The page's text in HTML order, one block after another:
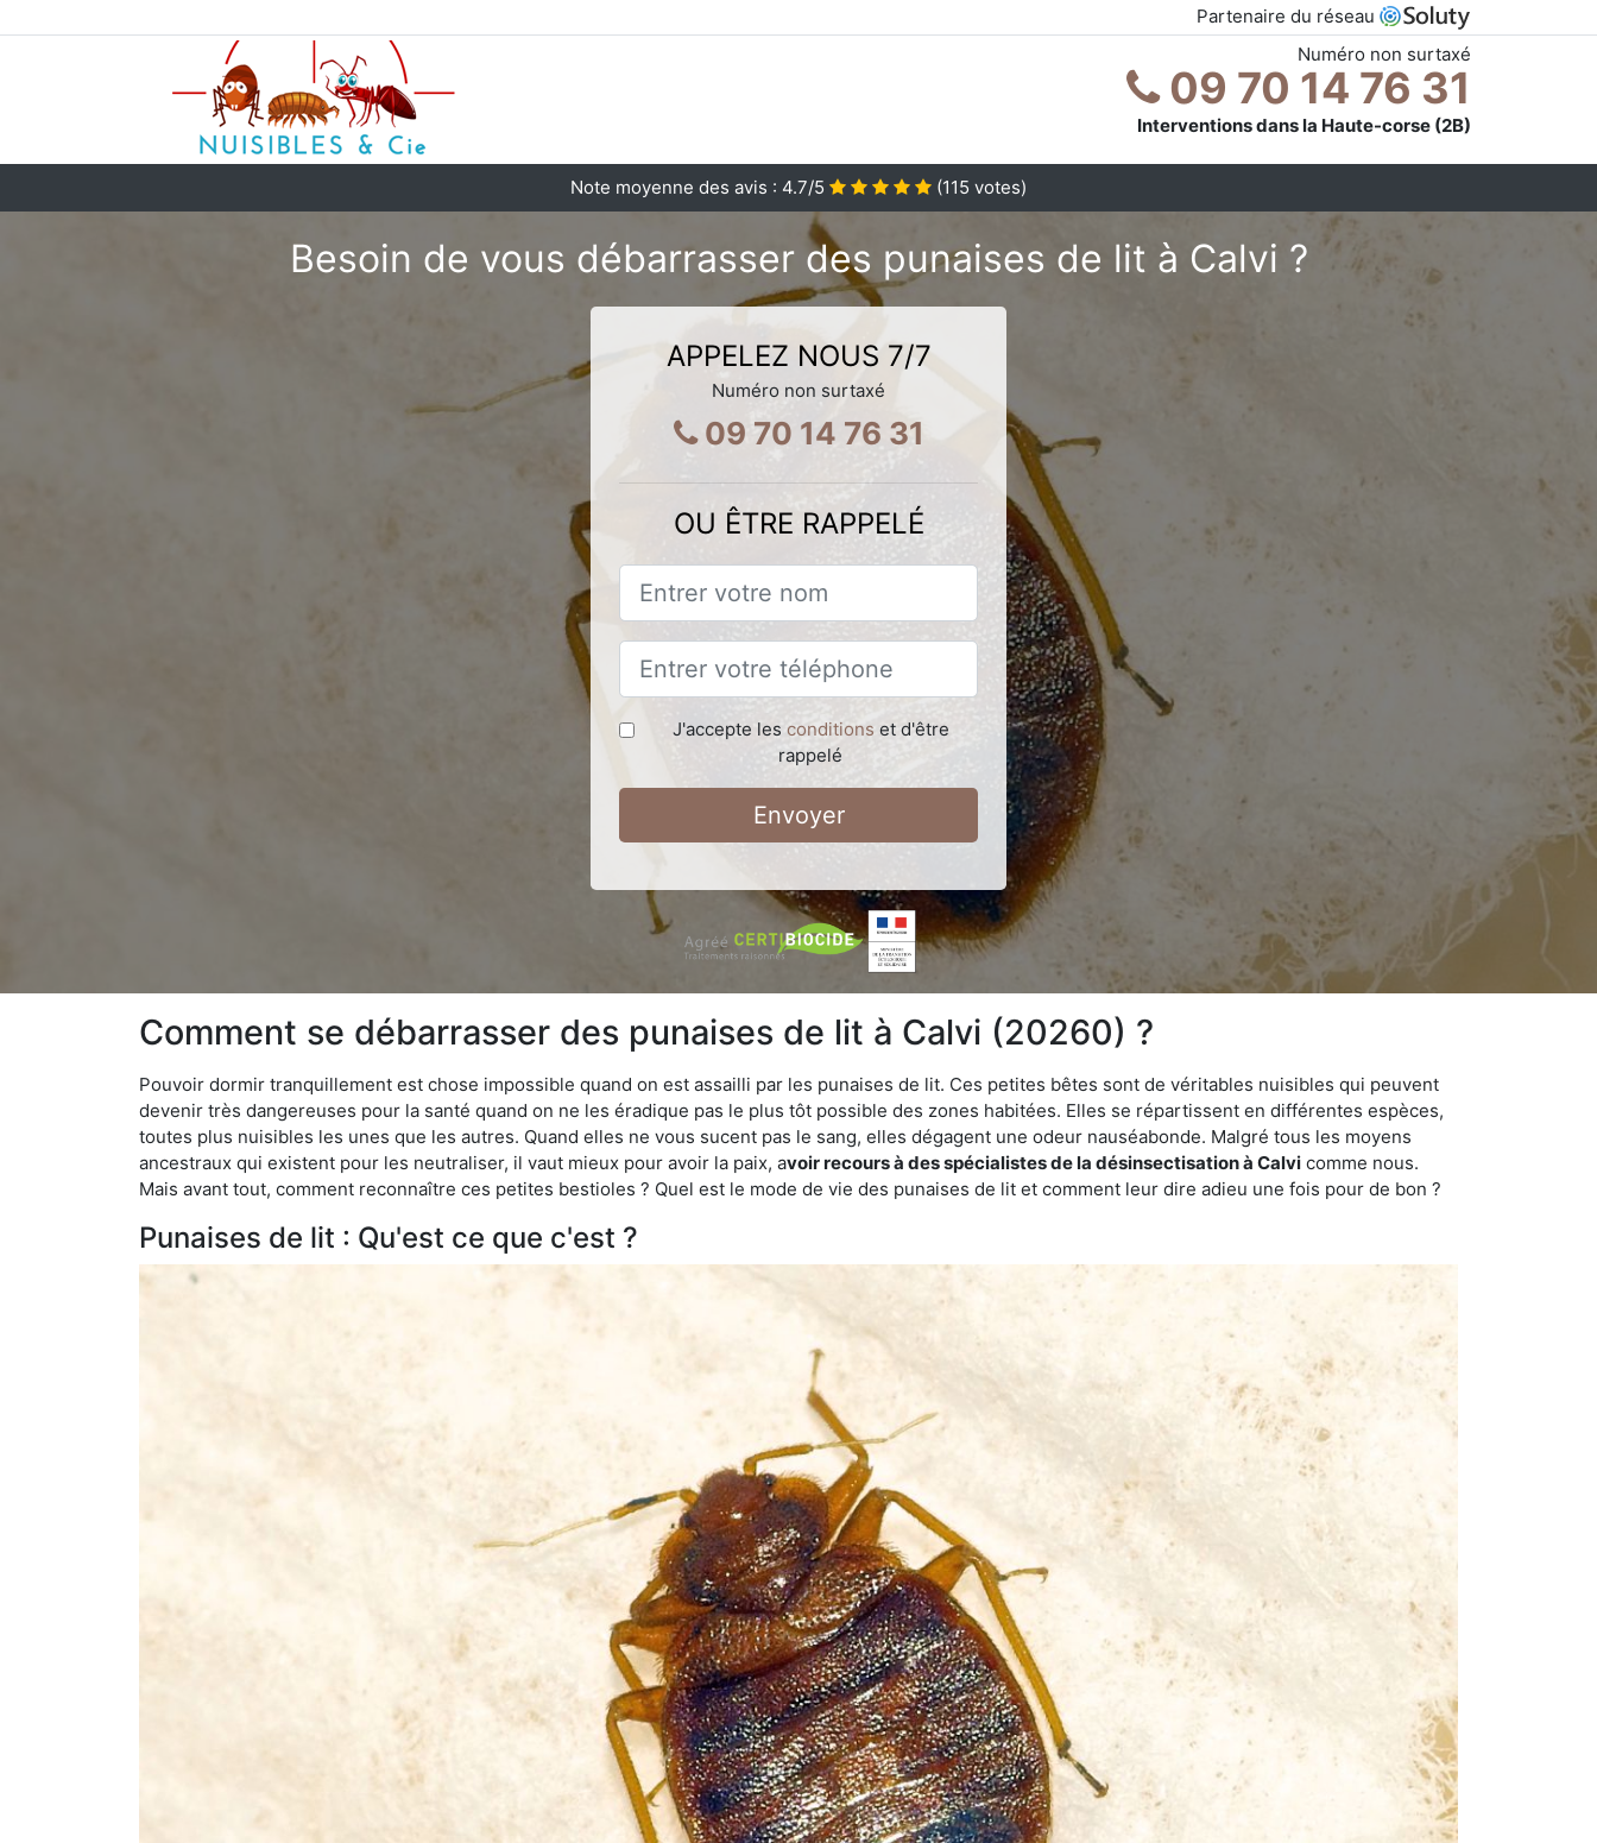
Partenaire du réseau
Numéro non surtaxé
09 70 14 76 31
Interventions dans la Haute-corse (2B)
Note moyenne des avis : 4.7/5 (115 votes)
Besoin de vous débarrasser des punaises de lit à Calvi ?
APPELEZ NOUS 7/7
Numéro non surtaxé
09 70 14 76 31
OU ÊTRE RAPPELÉ
J'accepte les conditions et d'être
rappelé
Envoyer
Comment se débarrasser des punaises de lit à Calvi (20260) ?
Pouvoir dormir tranquillement est chose impossible quand on est assailli par les punaises de lit. Ces petites bêtes sont de véritables nuisibles qui peuvent
devenir très dangereuses pour la santé quand on ne les éradique pas le plus tôt possible des zones habitées. Elles se répartissent en différentes espèces,
toutes plus nuisibles les unes que les autres. Quand elles ne vous sucent pas le sang, elles dégagent une odeur nauséabonde. Malgré tous les moyens
ancestraux qui existent pour les neutraliser, il vaut mieux pour avoir la paix, avoir recours à des spécialistes de la désinsectisation à Calvi comme nous.
Mais avant tout, comment reconnaître ces petites bestioles ? Quel est le mode de vie des punaises de lit et comment leur dire adieu une fois pour de bon ?
Punaises de lit : Qu'est ce que c'est ?